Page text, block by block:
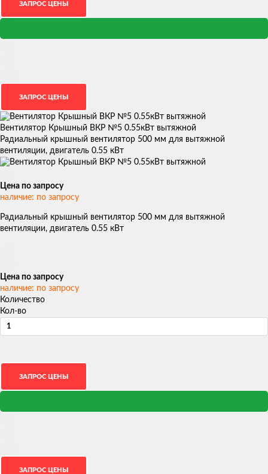
Вентилятор Крышный ВКР №5 0.55кВт вытяжной
Радиальный крышный вентилятор 500 мм для вытяжной
вентиляции, двигатель 0.55 кВт
Цена по запросу
наличие: по запросу
Радиальный крышный вентилятор 500 мм для вытяжной
вентиляции, двигатель 0.55 кВт
Цена по запросу
наличие: по запросу
Количество
Кол-во